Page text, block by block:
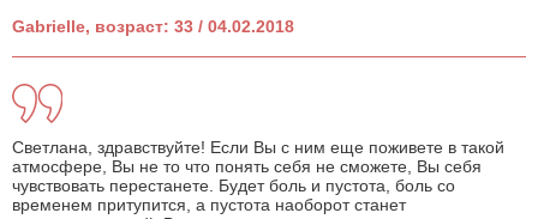
Gabrielle, возраст: 33 / 04.02.2018
Светлана, здравствуйте! Если Вы с ним еще поживете в такой
атмосфере, Вы не то что понять себя не сможете, Вы себя
чувствовать перестанете. Будет боль и пустота, боль со
временем притупится, а пустота наоборот станет